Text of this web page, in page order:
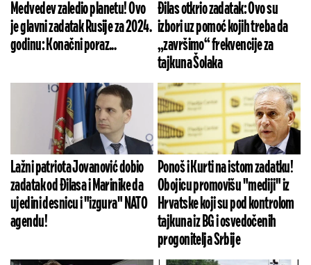
Medvedev zaledio planetu! Ovo
je glavni zadatak Rusije za 2024.
godinu: Konačni poraz...
Đilas otkrio zadatak: Ovo su
izbori uz pomoć kojih treba da
„završimo“ frekvencije za
tajkuna Šolaka
Lažni patriota Jovanović dobio
zadatak od Đilasa i Marinike da
ujedini desnicu i "izgura" NATO
agendu!
Ponoš i Kurti na istom zadatku!
Obojicu promovišu "mediji" iz
Hrvatske koji su pod kontrolom
tajkuna iz BG i osvedočenih
progonitelja Srbije